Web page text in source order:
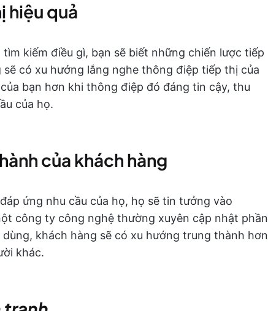
hiệu quả
kiếm điều gì, bạn sẽ biết những chiến lược tiếp
có xu hướng lắng nghe thông điệp tiếp thị của
bạn hơn khi thông điệp đó đáng tin cậy, thu
của họ.
của khách hàng
ứng nhu cầu của họ, họ sẽ tin tưởng vào
công ty công nghệ thường xuyên cập nhật phần
khách hàng sẽ có xu hướng trung thành hơn
khác.